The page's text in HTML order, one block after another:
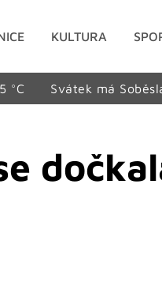
KULTURA
°C Svátek má